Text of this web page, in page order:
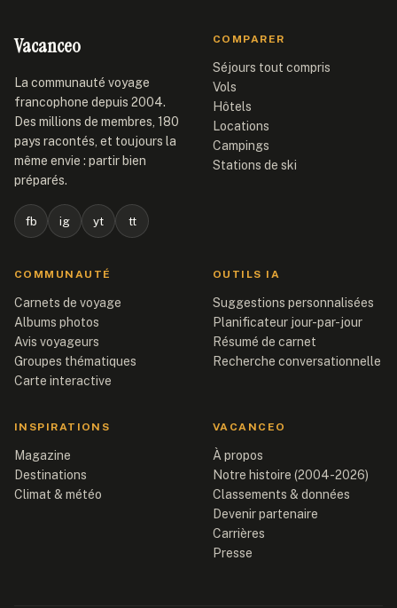
Vacanceo
La communauté voyage
francophone depuis 2004.
Des millions de membres, 180
pays racontés, et toujours la
même envie : partir bien
préparés.
fb ig yt tt
COMPARER
Séjours tout compris
Vols
Hôtels
Locations
Campings
Stations de ski
COMMUNAUTÉ
Carnets de voyage
Albums photos
Avis voyageurs
Groupes thématiques
Carte interactive
OUTILS IA
Suggestions personnalisées
Planificateur jour-par-jour
Résumé de carnet
Recherche conversationnelle
INSPIRATIONS
Magazine
Destinations
Climat & météo
VACANCEO
À propos
Notre histoire (2004-2026)
Classements & données
Devenir partenaire
Carrières
Presse